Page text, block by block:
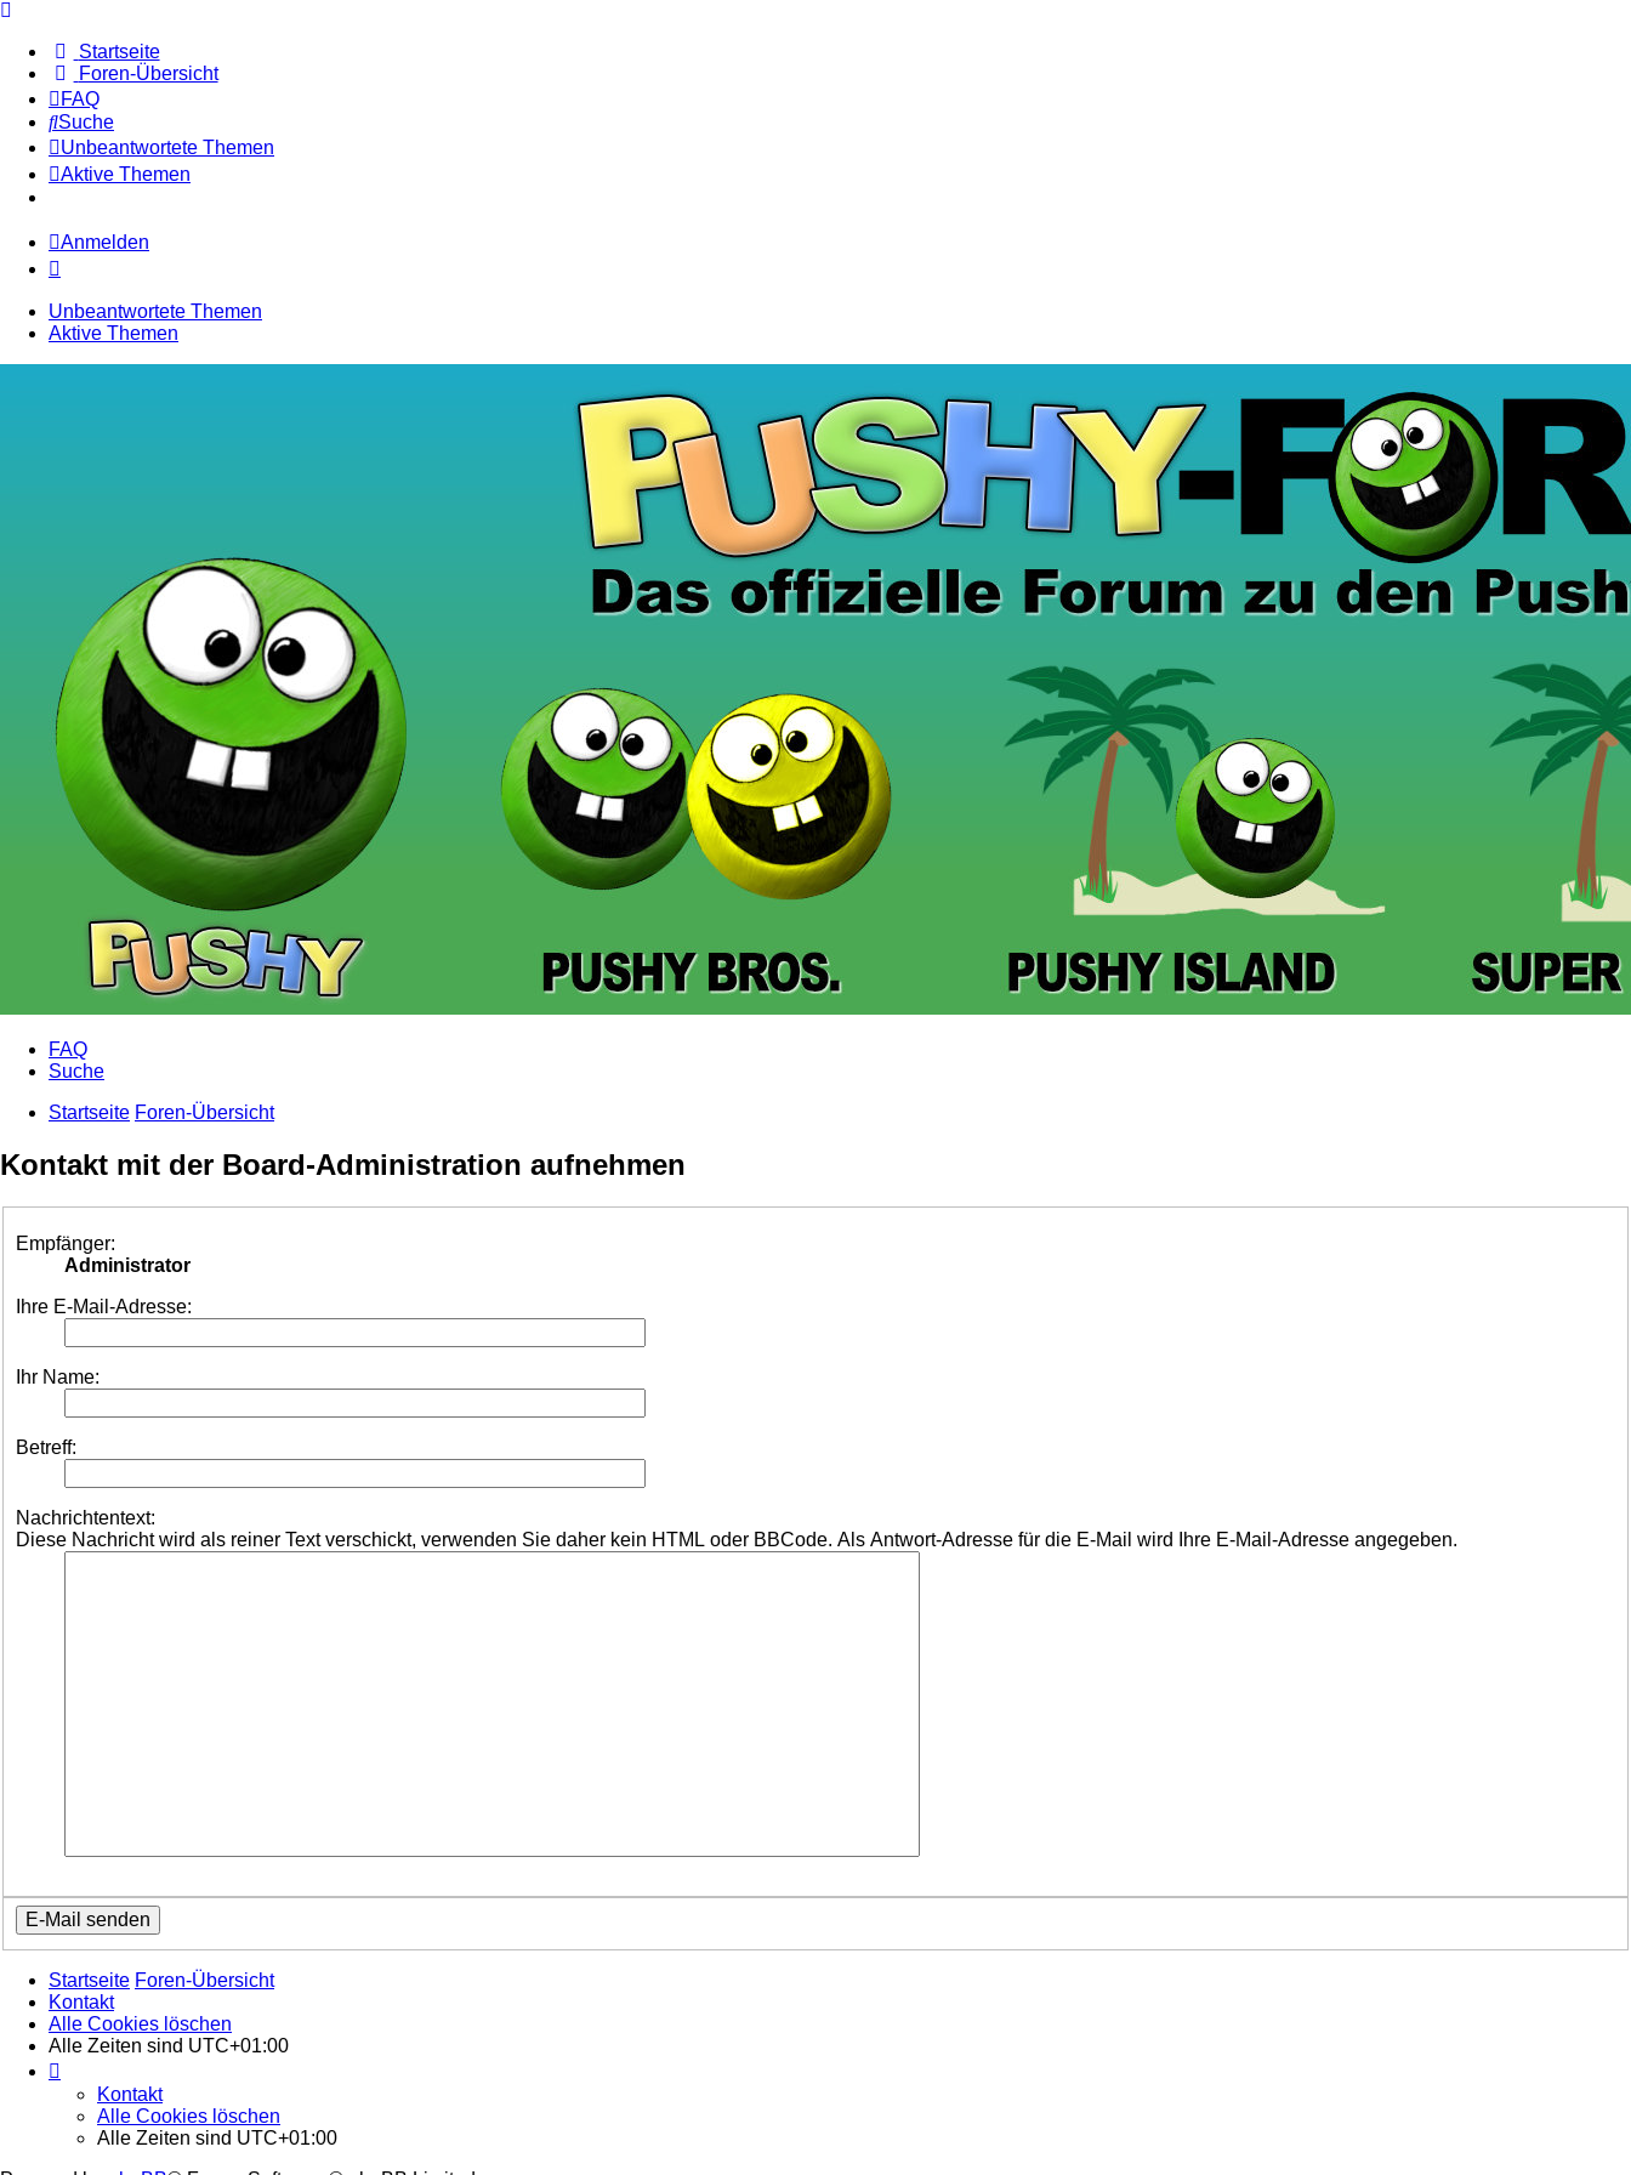
Startseite
Foren-Übersicht
FAQ
Suche
Unbeantwortete Themen
Aktive Themen
Anmelden
Unbeantwortete Themen
Aktive Themen
FAQ
Suche
Startseite Foren-Übersicht
Kontakt mit der Board-Administration aufnehmen
Empfänger:
Administrator
Ihre E-Mail-Adresse:
Ihr Name:
Betreff:
Nachrichtentext:
Diese Nachricht wird als reiner Text verschickt, verwenden Sie daher kein HTML oder BBCode. Als Antwort-Adresse für die E-Mail wird Ihre E-Mail-Adresse angegeben.
Startseite Foren-Übersicht
Kontakt
Alle Cookies löschen
Alle Zeiten sind UTC+01:00
Kontakt
Alle Cookies löschen
Alle Zeiten sind UTC+01:00